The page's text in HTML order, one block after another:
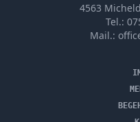
4563
Tel.:
Mail.: